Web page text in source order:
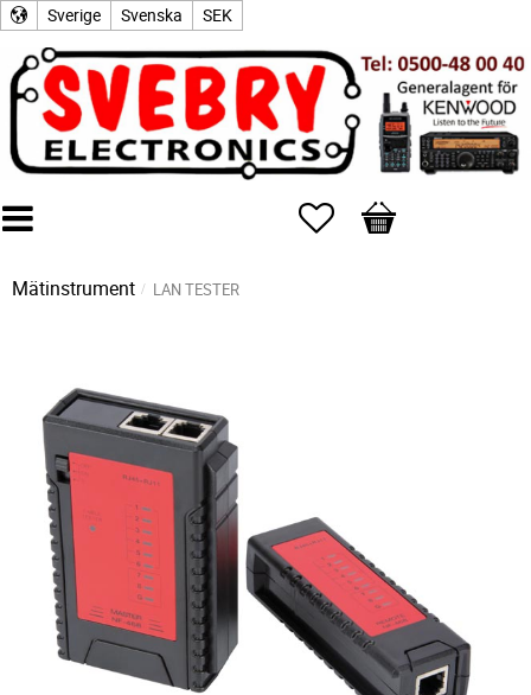
Sverige Svenska SEK
Favoriter
Kundvagn
Mätinstrument LAN TESTER